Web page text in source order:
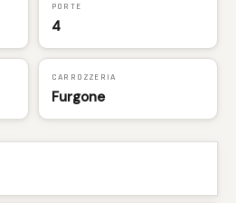
PORTE
4
CARROZZERIA
Furgone